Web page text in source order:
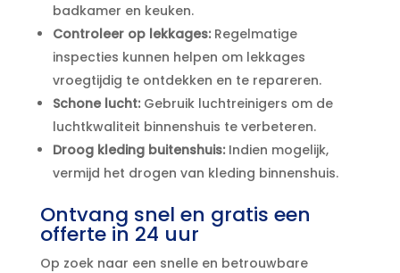
badkamer en keuken.​
Controleer op lekkages:Regelmatige
inspecties kunnen helpen om lekkages
vroegtijdig te ontdekken en te repareren.​
Schone lucht:Gebruik luchtreinigers om de
luchtkwaliteit binnenshuis te verbeteren.​
Droog kleding buitenshuis:Indien mogelijk,
vermijd het drogen van kleding binnenshuis.​
Ontvang snel en gratis een
offerte in 24 uur
Op zoek naar een snelle en betrouwbare